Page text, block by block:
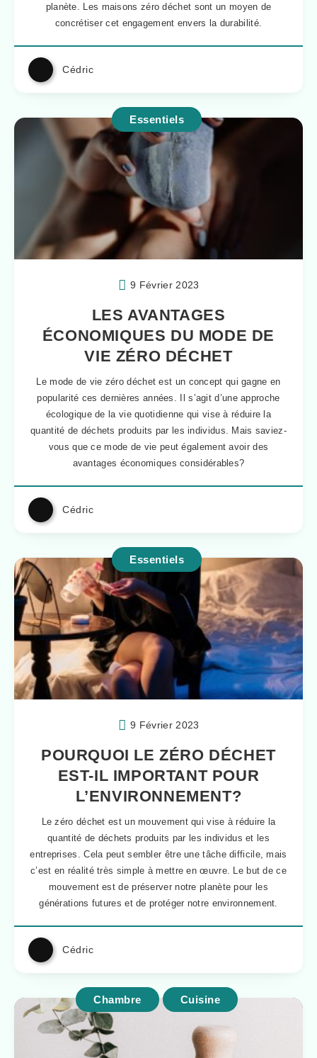
planète. Les maisons zéro déchet sont un moyen de
concrétiser cet engagement envers la durabilité.
Cédric
Essentiels
9 Février 2023
LES AVANTAGES
ÉCONOMIQUES DU MODE DE
VIE ZÉRO DÉCHET
Le mode de vie zéro déchet est un concept qui gagne en
popularité ces dernières années. Il s’agit d’une approche
écologique de la vie quotidienne qui vise à réduire la
quantité de déchets produits par les individus. Mais saviez-
vous que ce mode de vie peut également avoir des
avantages économiques considérables?
Cédric
Essentiels
9 Février 2023
POURQUOI LE ZÉRO DÉCHET
EST-IL IMPORTANT POUR
L’ENVIRONNEMENT?
Le zéro déchet est un mouvement qui vise à réduire la
quantité de déchets produits par les individus et les
entreprises. Cela peut sembler être une tâche difficile, mais
c’est en réalité très simple à mettre en œuvre. Le but de ce
mouvement est de préserver notre planète pour les
générations futures et de protéger notre environnement.
Cédric
Chambre Cuisine